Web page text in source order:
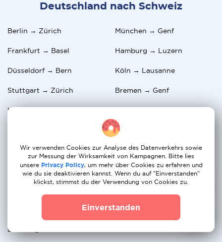
Deutschland nach Schweiz
Berlin → Zürich München → Genf
Frankfurt → Basel Hamburg → Luzern
Düsseldorf → Bern Köln → Lausanne
Stuttgart → Zürich Bremen → Genf
Hannover → Basel
Mannheim → Zürich
Dortmund → Luzern Wiesbaden → Basel
Essen → Bern Karlsruhe → Zürich
Bochum → Zürich
Duisburg → Lausanne
Wir verwenden Cookies zur Analyse des Datenverkehrs sowie
zur Messung der Wirksamkeit von Kampagnen. Bitte lies
unsere Privacy Policy, um mehr über Cookies zu erfahren und
wie du sie deaktivieren kannst. Wenn du auf "Einverstanden"
klickst, stimmst du der Verwendung von Cookies zu.
Einverstanden